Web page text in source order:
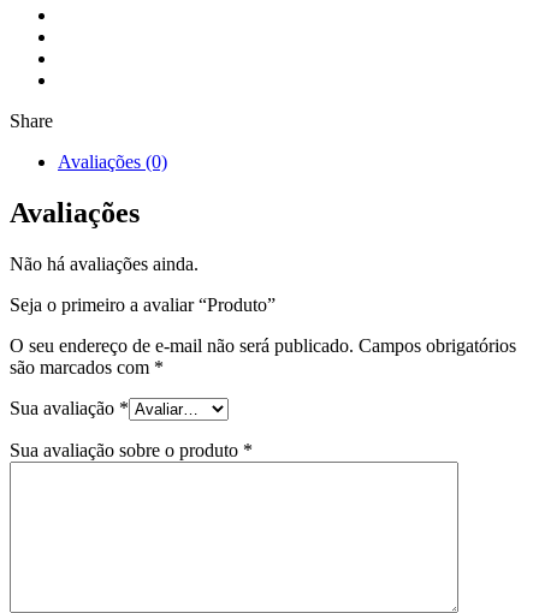
Share
Avaliações (0)
Avaliações
Não há avaliações ainda.
Seja o primeiro a avaliar “Produto”
O seu endereço de e-mail não será publicado. Campos obrigatórios
são marcados com *
Sua avaliação *
Sua avaliação sobre o produto *